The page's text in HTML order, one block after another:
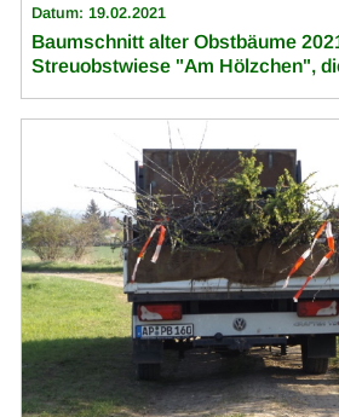
Datum: 19.02.2021
Baumschnitt alter Obstbäume
Streuobstwiese "Am Hölzchen",